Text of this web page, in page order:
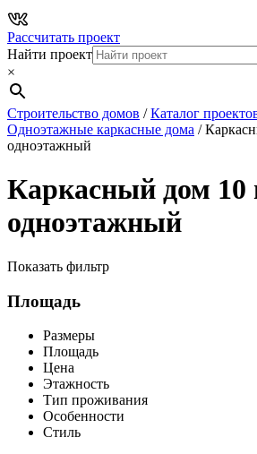
Рассчитать проект
Найти проект
×
Строительство домов /Каталог
Одноэтажные каркасные дома /
одноэтажный
Каркасный дом 10
одноэтажный
Показать фильтр
Площадь
Размеры
Площадь
Цена
Этажность
Тип проживания
Особенности
Стиль